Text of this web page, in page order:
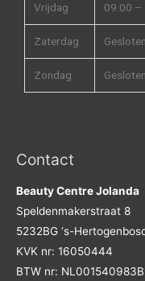
Vrijdag 09.00 –
Zaterdag Gesloten
Zondag Gesloten
Contact
Beauty Centre Jolanda
Speldenmakerstraat 8
5232BG ‘s-
KVK nr: 16050444
BTW nr: